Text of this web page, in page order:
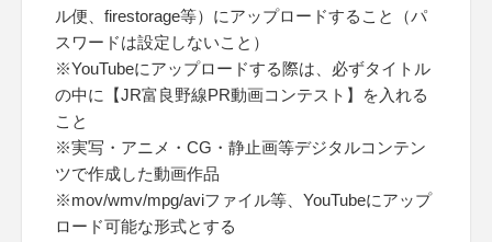
ル便、firestorage等）にアップロードすること（パ
スワードは設定しないこと）
※YouTubeにアップロードする際は、必ずタイトル
の中に【JR富良野線PR動画コンテスト】を入れる
こと
※実写・アニメ・CG・静止画等デジタルコンテン
ツで作成した動画作品
※mov/wmv/mpg/aviファイル等、YouTubeにアップ
ロード可能な形式とする